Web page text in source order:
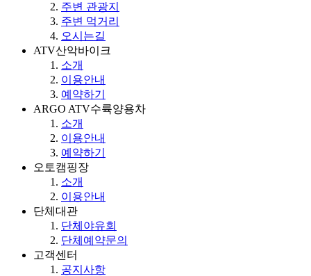
주변 관광지
주변 먹거리
오시는길
ATV산악바이크
소개
이용안내
예약하기
ARGO ATV수륙양용차
소개
이용안내
예약하기
오토캠핑장
소개
이용안내
단체대관
단체야유회
단체예약문의
고객센터
공지사항